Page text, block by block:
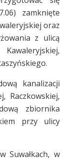
zamknięte
oraz
z ulicą
kanalizacji
Raczkowskiej,
zbiornika
przy ulicy
Suwałkach, w